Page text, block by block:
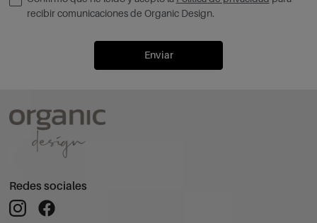
recibir comunicaciones de Organic Design.
Enviar
Redes sociales